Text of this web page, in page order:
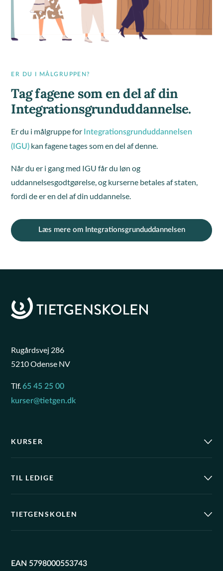
ER DU I MÅLGRUPPEN?
Tag fagene som en del af din
Integrationsgrunduddannelse.
Er du i målgruppe for Integrationsgrunduddannelsen
(IGU) kan fagene tages som en del af denne.
Når du er i gang med IGU får du løn og
uddannelsesgodtgørelse, og kurserne betales af staten,
fordi de er en del af din uddannelse.
Læs mere om Integrationsgrunduddannelsen
Rugårdsvej 286
5210 Odense NV
Tlf.65 45 25 00
kurser@tietgen.dk
KURSER
TIL LEDIGE
TIETGENSKOLEN
EAN 5798000553743